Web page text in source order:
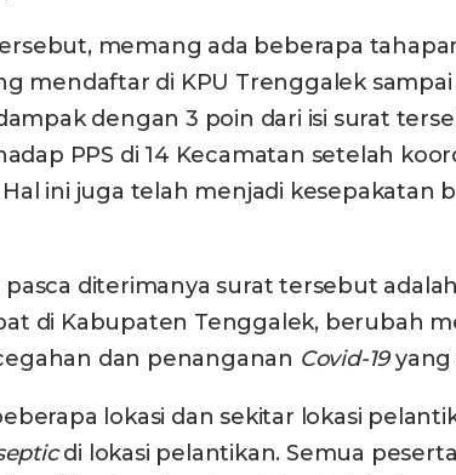
memang ada beberapa
mendaftar di KPU Trenggalek
dengan 3 poin dari isi surat
PPS di 14 Kecamatan setelah
ini juga telah menjadi kesepakatan
diterimanya surat tersebut
di Kabupaten Tenggalek, berubah
dan penanganan Covid-19yang
lokasi dan sekitar lokasi
di lokasi pelantikan. Semua